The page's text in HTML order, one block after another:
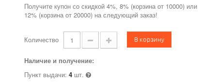
Получите купон со скидкой 4%, 8% (корзина от 10000) или
12% (корзина от 20000) на следующий заказ!
Количество В корзину
Наличие и получение:
Пункт выдачи: 4 шт.